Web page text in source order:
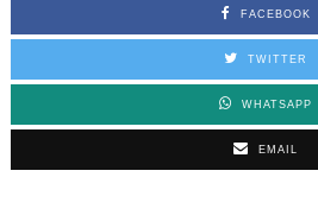
FACEBOOK
TWITTER
WHATSAPP
EMAIL